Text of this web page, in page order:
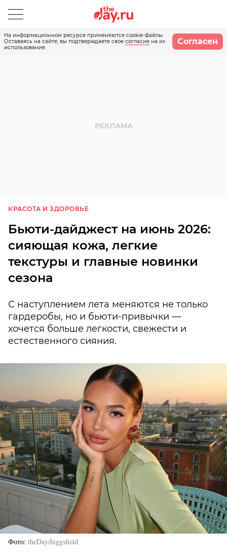
На информационном ресурсе применяются cookie-файлы.
Оставаясь на сайте, вы подтверждаете свое согласие на их
использование.
Согласен
КРАСОТА И ЗДОРОВЬЕ
Бьюти-дайджест на июнь 2026:
сияющая кожа, легкие
текстуры и главные новинки
сезона
С наступлением лета меняются не только
гардеробы, но и бьюти-привычки —
хочется больше легкости, свежести и
естественного сияния.
Фото theDay/higgsfield